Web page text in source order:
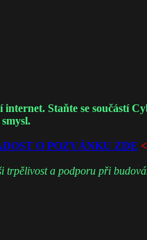
Staňte se součástí
O POZVÁNKU ZDE <
trpělivost a podporu při